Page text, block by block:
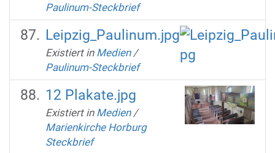
Paulinum-Steckbrief
Leipzig_Paulinum.jpg
Existiert in Medien /
Paulinum-Steckbrief
12 Plakate.jpg
Existiert in Medien /
Marienkirche Horburg
Steckbrief